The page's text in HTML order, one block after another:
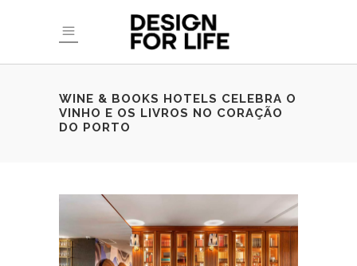
WINE & BOOKS HOTELS CELEBRA O
VINHO E OS LIVROS NO CORAÇÃO
DO PORTO